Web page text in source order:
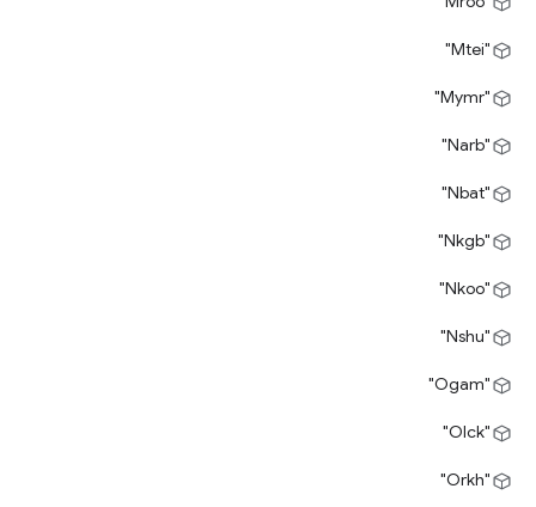
"Mtei"
"Mymr"
"Narb"
"Nbat"
"Nkgb"
"Nkoo"
"Nshu"
"Ogam"
"Olck"
"Orkh"